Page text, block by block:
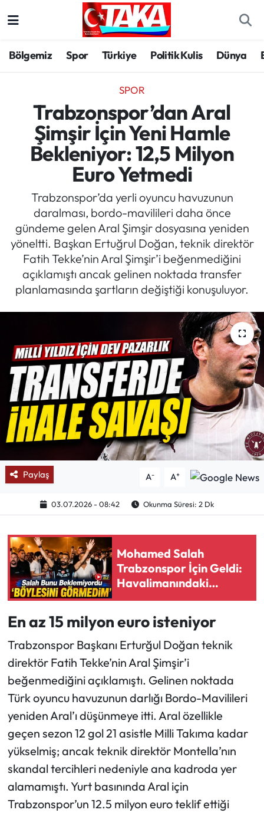
Bölgemiz Spor Türkiye Politik Kulis Dünya
SPOR
Trabzonspor’dan Aral
Şimşir İçin Yeni Hamle
Bekleniyor: 12,5 Milyon
Euro Yetmedi
Trabzonspor’da yerli oyuncu havuzunun
daralması, bordo-mavilileri daha önce
gündeme gelen Aral Şimşir dosyasına yeniden
yöneltti. Başkan Ertuğrul Doğan, teknik direktör
Fatih Tekke’nin Aral Şimşir’i beğenmediğini
açıklamıştı ancak gelinen noktada transfer
planlamasında şartların değiştiği konuşuluyor.
Paylaş A- A+
03.07.2026 - 08:42 Okunma Süresi: 2 Dk
Mohamed Salah
Trabzonspor İçin Geldi:
Havalimanındaki
Görüntüler Dünyayı
En az 15 milyon euro isteniyor
Trabzonspor Başkanı Erturğul Doğan teknik
direktör Fatih Tekke’nin Aral Şimşir’i
beğenmediğini açıklamıştı. Gelinen noktada
Türk oyuncu havuzunun darlığı Bordo-Mavilileri
yeniden Aral’ı düşünmeye itti. Aral özellikle
geçen sezon 12 gol 21 asistle Milli Takıma kadar
yükselmiş; ancak teknik direktör Montella’nın
skandal tercihleri nedeniyle ana kadroda yer
alamamıştı. Yurt basınında Aral için
Trabzonspor’un 12.5 milyon euro teklif ettiği
Spor
Türkiye
Kültür/Sanat
Politika
Politik Kulis
Dünya
Magazin
Mektup Galeri
Röportaj
Manşet
Köşe Yazıları
Karikatür Galeri
BIK
ASTROLOJİ
Ekonomi
Sağlık
Turizm
Teknoloji
Trabzon Hava Durumu
Trabzon Trafik Yoğunluk Haritası
Süper Lig Puan Durumu ve Fikstür
Tüm Manşetler
Son Dakika Haberleri
Haber Arşivi